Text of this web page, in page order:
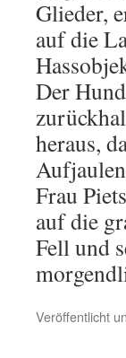
Glieder,
auf die
Der
heraus,
Frau
auf die
Fell und
Veröffentlicht